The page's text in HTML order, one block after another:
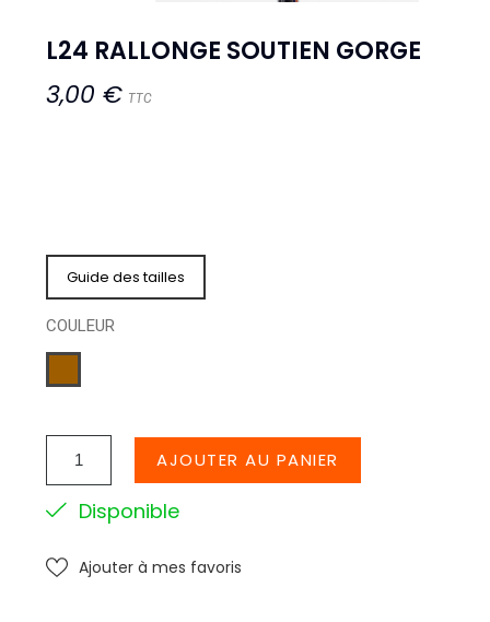
L24 RALLONGE SOUTIEN GORGE
3,00 € TTC
Guide des tailles
COULEUR
AJOUTER AU PANIER
Disponible
Ajouter à mes favoris